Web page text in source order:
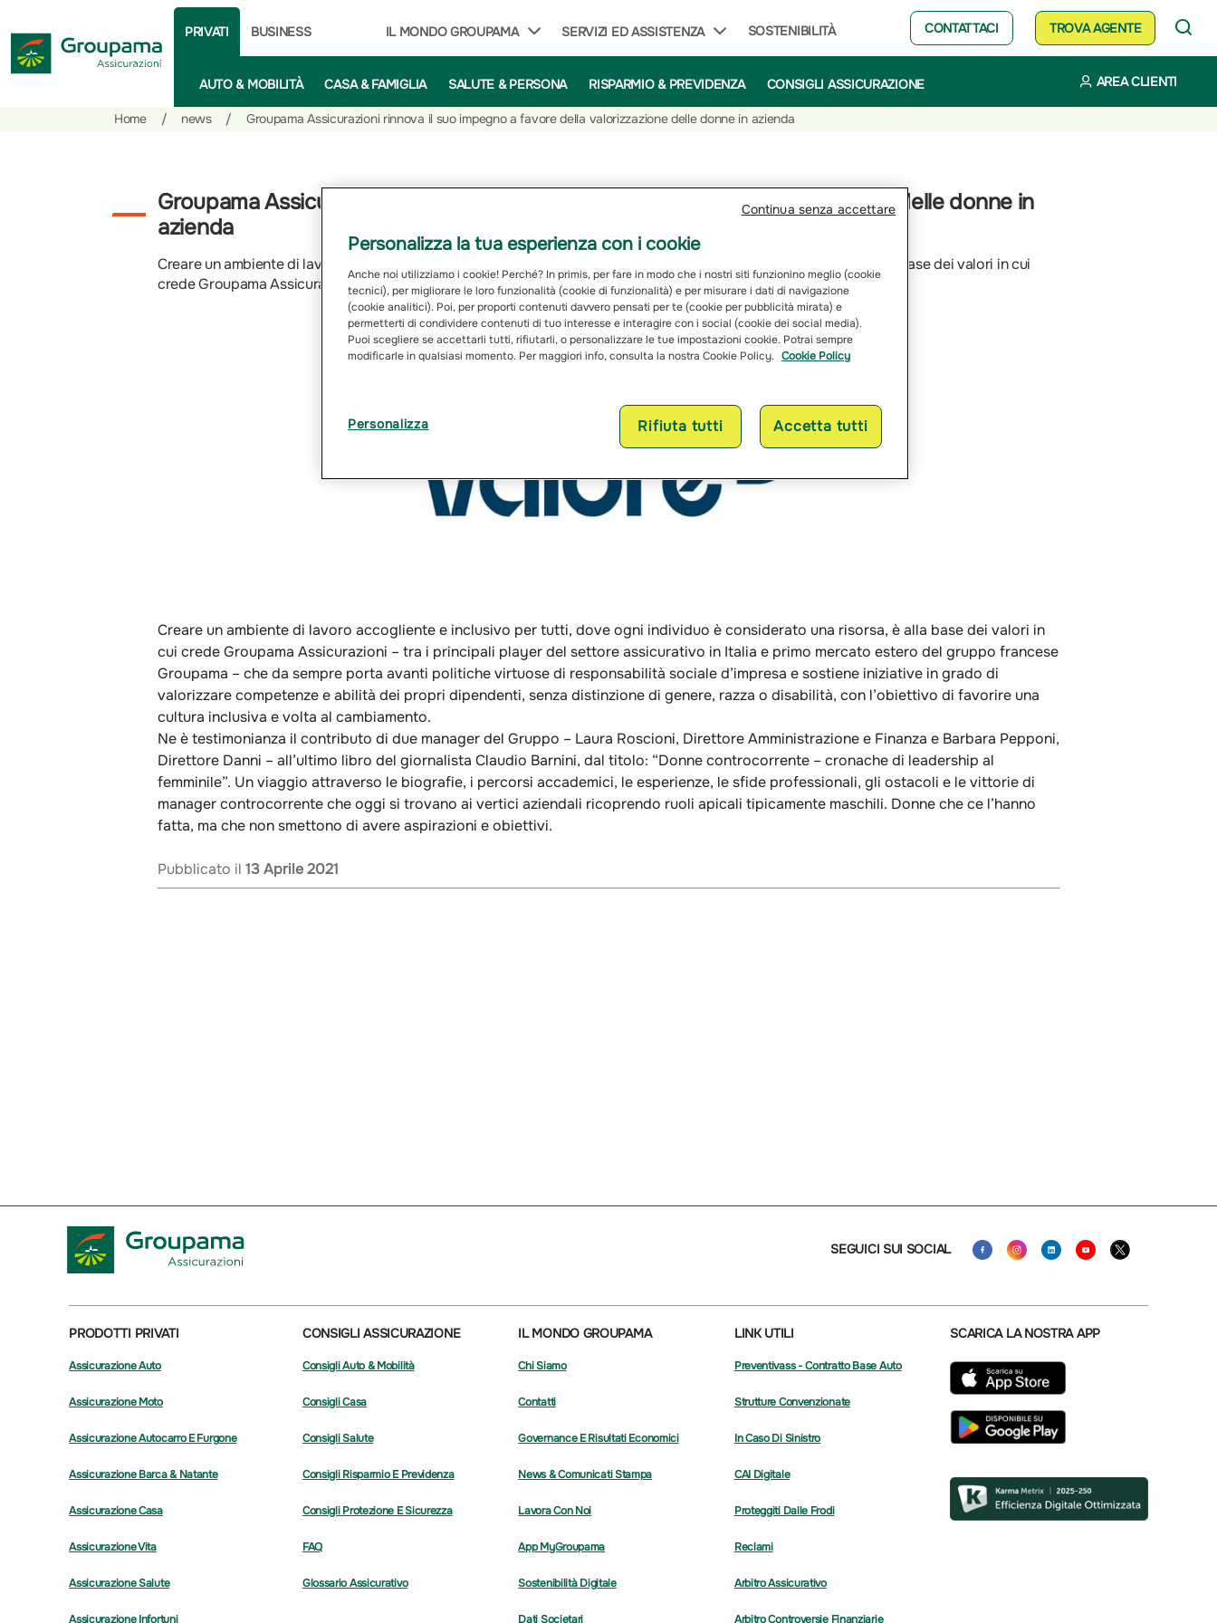
PRIVATI BUSINESS IL MONDO GROUPAMA SERVIZI ED ASSISTENZA SOSTENIBILITÀ CONTATTACI TROVA AGENTE
AUTO & MOBILITÀ CASA & FAMIGLIA SALUTE & PERSONA RISPARMIO & PREVIDENZA CONSIGLI ASSICURAZIONE AREA CLIENTI
Home / news / Groupama Assicurazioni rinnova il suo impegno a favore della valorizzazione delle donne in azienda
Groupama Assicurazioni rinnova il suo impegno a favore della valorizzazione delle donne in
azienda
Creare un ambiente di lavoro accogliente e inclusivo per tutti, dove ogni individuo è considerato una risorsa, è alla base dei valori in cui
crede Groupama Assicurazioni.
Creare un ambiente di lavoro accogliente e inclusivo per tutti, dove ogni individuo è considerato una risorsa, è alla base dei valori in
cui crede Groupama Assicurazioni – tra i principali player del settore assicurativo in Italia e primo mercato estero del gruppo francese
Groupama – che da sempre porta avanti politiche virtuose di responsabilità sociale d’impresa e sostiene iniziative in grado di
valorizzare competenze e abilità dei propri dipendenti, senza distinzione di genere, razza o disabilità, con l’obiettivo di favorire una
cultura inclusiva e volta al cambiamento.
Ne è testimonianza il contributo di due manager del Gruppo – Laura Roscioni, Direttore Amministrazione e Finanza e Barbara Pepponi,
Direttore Danni – all’ultimo libro del giornalista Claudio Barnini, dal titolo: “Donne controcorrente – cronache di leadership al
femminile”. Un viaggio attraverso le biografie, i percorsi accademici, le esperienze, le sfide professionali, gli ostacoli e le vittorie di
manager controcorrente che oggi si trovano ai vertici aziendali ricoprendo ruoli apicali tipicamente maschili. Donne che ce l’hanno
fatta, ma che non smettono di avere aspirazioni e obiettivi.
Pubblicato il 13 Aprile 2021
SEGUICI SUI SOCIAL
PRODOTTI PRIVATI
Assicurazione Auto
Assicurazione Moto
Assicurazione Autocarro E Furgone
Assicurazione Barca & Natante
Assicurazione Casa
Assicurazione Vita
Assicurazione Salute
Assicurazione Infortuni
CONSIGLI ASSICURAZIONE
Consigli Auto & Mobilità
Consigli Casa
Consigli Salute
Consigli Risparmio E Previdenza
Consigli Protezione E Sicurezza
FAQ
Glossario Assicurativo
IL MONDO GROUPAMA
Chi Siamo
Contatti
Governance E Risultati Economici
News & Comunicati Stampa
Lavora Con Noi
App MyGroupama
Sostenibilità Digitale
Dati Societari
LINK UTILI
Preventivass - Contratto Base Auto
Strutture Convenzionate
In Caso Di Sinistro
CAI Digitale
Proteggiti Dalle Frodi
Reclami
Arbitro Assicurativo
Arbitro Controversie Finanziarie
SCARICA LA NOSTRA APP
Personalizza la tua esperienza con i cookie
Anche noi utilizziamo i cookie! Perché? In primis, per fare in modo che i nostri siti funzionino meglio (cookie
tecnici), per migliorare le loro funzionalità (cookie di funzionalità) e per misurare i dati di navigazione
(cookie analitici). Poi, per proporti contenuti davvero pensati per te (cookie per pubblicità mirata) e
permetterti di condividere contenuti di tuo interesse e interagire con i social (cookie dei social media).
Puoi scegliere se accettarli tutti, rifiutarli, o personalizzare le tue impostazioni cookie. Potrai sempre
modificarle in qualsiasi momento. Per maggiori info, consulta la nostra Cookie Policy. Cookie Policy
Rifiuta tutti Accetta tutti
Personalizza
Continua senza accettare